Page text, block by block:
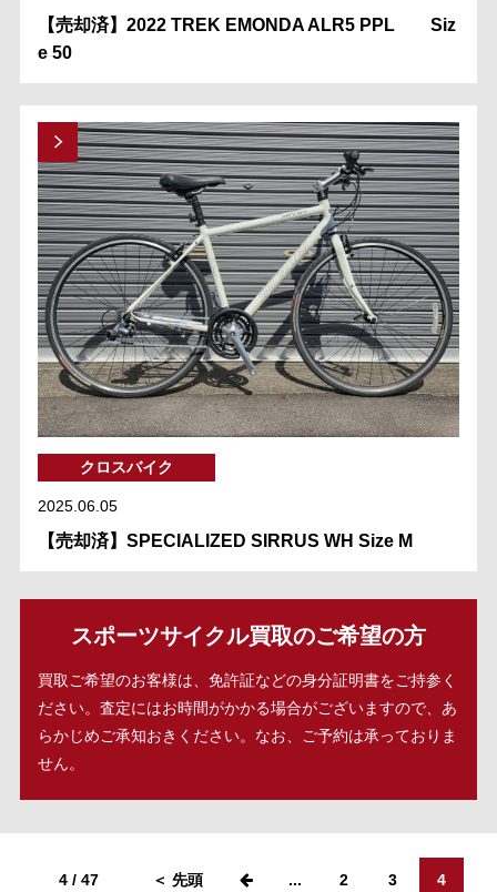
【売却済】2022 TREK EMONDA ALR5 PPL Siz
e 50
クロスバイク
2025.06.05
【売却済】SPECIALIZED SIRRUS WH Size M
スポーツサイクル買取のご希望の方
買取ご希望のお客様は、免許証などの身分証明書をご持参く
ださい。査定にはお時間がかかる場合がございますので、あ
らかじめご承知おきください。なお、ご予約は承っておりま
せん。
4 / 47 ＜ 先頭 ... 2 3 4